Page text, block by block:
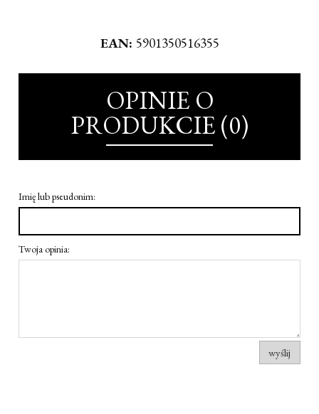
EAN: 5901350516355
OPINIE O
PRODUKCIE (0)
Imię lub pseudonim:
Twoja opinia:
wyślij